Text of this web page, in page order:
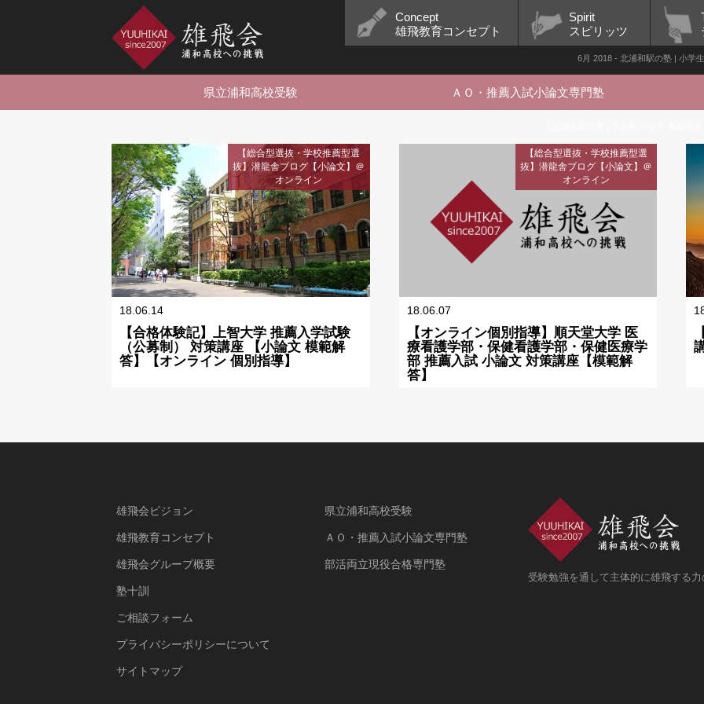
Concept
雄飛教育コンセプト
Spirit
スピリッツ
6月 2018 - 北浦和駅の塾 | 小学
県立浦和高校受験 ＡＯ・推薦入試小論文専門塾
【総合型選抜・学校推薦型選
抜】潜龍舎ブログ【小論文】＠
オンライン
18.06.14
【合格体験記】上智大学 推薦入学試験
（公募制） 対策講座 【小論文 模範解
答】【オンライン 個別指導】
【総合型選抜・学校推薦型選
抜】潜龍舎ブログ【小論文】＠
オンライン
18.06.07
【オンライン個別指導】順天堂大学 医
療看護学部・保健看護学部・保健医療学
部 推薦入試 小論文 対策講座【模範解
答】
雄飛会ビジョン
雄飛教育コンセプト
雄飛会グループ概要
塾十訓
ご相談フォーム
プライバシーポリシーについて
サイトマップ
県立浦和高校受験
ＡＯ・推薦入試小論文専門塾
部活両立現役合格専門塾
受験勉強を通して主体的に雄飛する